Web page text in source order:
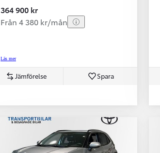
364 900 kr
Från 4 380 kr/mån
Läs mer
Jämförelse Spara